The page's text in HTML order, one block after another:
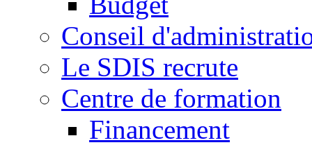
Conseil
Le SDIS recrute
Centre de formation
Financement